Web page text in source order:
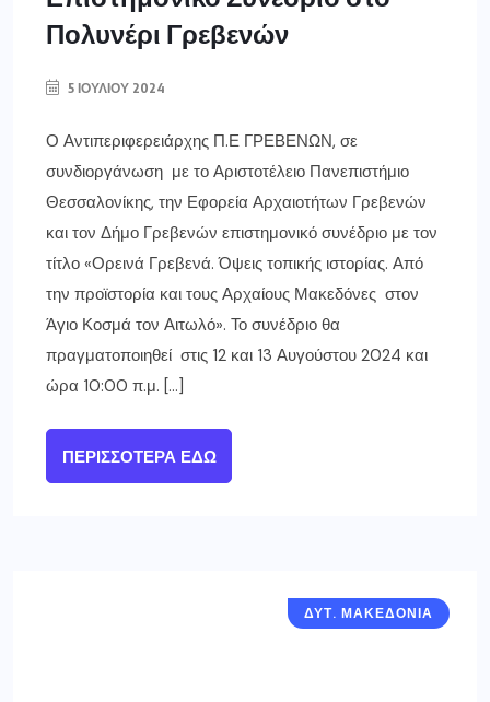
Πολυνέρι Γρεβενών
5 ΙΟΥΛΊΟΥ 2024
Ο Αντιπεριφερειάρχης Π.Ε ΓΡΕΒΕΝΩΝ, σε
συνδιοργάνωση με το Αριστοτέλειο Πανεπιστήμιο
Θεσσαλονίκης, την Εφορεία Αρχαιοτήτων Γρεβενών
και τον Δήμο Γρεβενών επιστημονικό συνέδριο με τον
τίτλο «Ορεινά Γρεβενά. Όψεις τοπικής ιστορίας. Από
την προϊστορία και τους Αρχαίους Μακεδόνες στον
Άγιο Κοσμά τον Αιτωλό». Το συνέδριο θα
πραγματοποιηθεί στις 12 και 13 Αυγούστου 2024 και
ώρα 10:00 π.μ. […]
ΠΕΡΙΣΣΌΤΕΡΑ ΕΔΏ
ΔΥΤ. ΜΑΚΕΔΟΝΙΑ